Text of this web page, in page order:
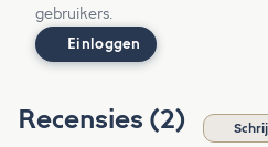
gebruikers.
Einloggen
Recensies (2)